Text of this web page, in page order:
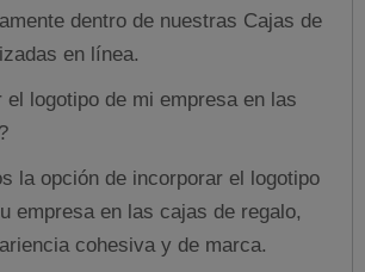
dentro de nuestras Cajas de
en línea.
el logotipo de mi empresa en las
la opción de incorporar el logotipo
empresa en las cajas de regalo,
cohesiva y de marca.